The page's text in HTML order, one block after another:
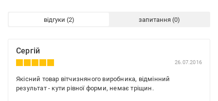
відгуки запитання
Сергій
26.07.2016
Якісний товар вітчизняного виробника, відмінний
результат - кути рівної форми, немає тріщин.